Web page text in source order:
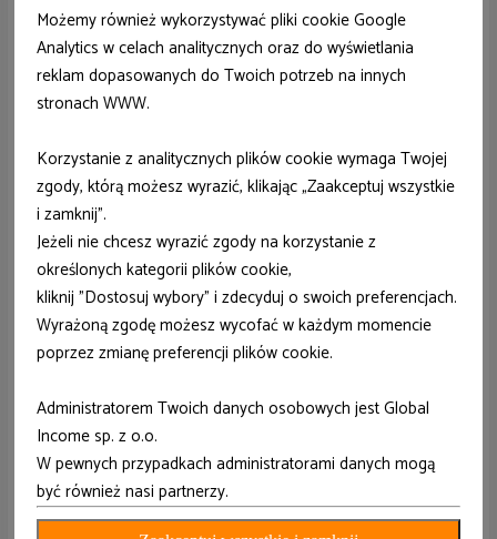
139,99 zł
Fotel dmuchany z podnóżkiem 122 x 94 x 81 cm
Bestway 75053
Możemy również wykorzystywać pliki cookie Google
Analytics w celach analitycznych oraz do wyświetlania
reklam dopasowanych do Twoich potrzeb na innych
stronach WWW.
Korzystanie z analitycznych plików cookie wymaga Twojej
zgody, którą możesz wyrazić, klikając „Zaakceptuj wszystkie
i zamknij”.
Jeżeli nie chcesz wyrazić zgody na korzystanie z
określonych kategorii plików cookie,
kliknij "Dostosuj wybory" i zdecyduj o swoich preferencjach.
Wyrażoną zgodę możesz wycofać w każdym momencie
poprzez zmianę preferencji plików cookie.
Administratorem Twoich danych osobowych jest Global
Income sp. z o.o.
W pewnych przypadkach administratorami danych mogą
być również nasi partnerzy.